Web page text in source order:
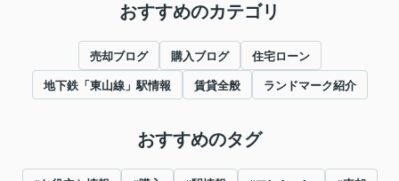
おすすめのカテゴリ
売却ブログ 購入ブログ 住宅ローン
地下鉄「東山線」駅情報 賃貸全般 ランドマーク紹介
おすすめのタグ